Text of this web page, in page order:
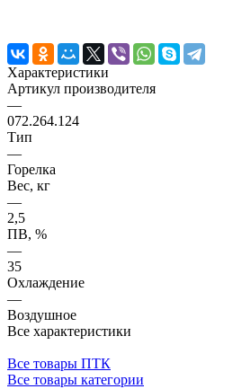
Характеристики
Артикул производителя
—
072.264.124
Тип
—
Горелка
Вес, кг
—
2,5
ПВ, %
—
35
Охлаждение
—
Воздушное
Все характеристики
Все товары ПТК
Все товары категории